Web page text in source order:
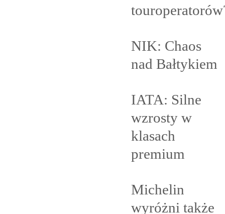
NIK: Chaos
nad Bałtykiem
IATA: Silne
wzrosty w
klasach
premium
Michelin
wyróżni także